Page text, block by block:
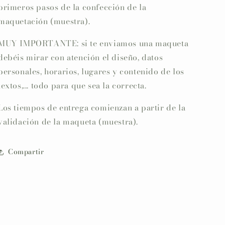
pasos de la confección de la
(muestra).
IMPORTANTE: si te enviamos una maqueta
mirar con atención el diseño, datos
horarios, lugares y contenido de los
todo para que sea la correcta.
tiempos de entrega comienzan a partir de la
de la maqueta (muestra).
Compartir